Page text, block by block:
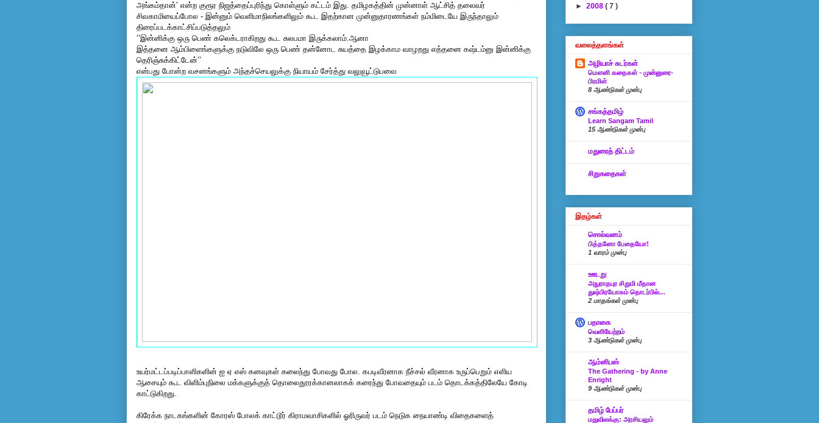
அங்கம்தான்’ என்ற குரூர நிஜத்தைப்புரிந்து கொள்ளும் கட்டம் இது. தமிழகத்தின் முன்னாள் ஆட்சித் தலைவர்
சிவகாமியைப்போல - இன்னும் வெளிமாநிலங்களிலும் கூட இதற்கான முன்னுதாரணங்கள் நம்மிடையே இருந்தாலும்
திரைப்படக்காட்சிப்படுத்தலும்
‘’இன்னிக்கு ஒரு பெண் கலெக்டராகிறது கூட சுலபமா இருக்கலாம்.ஆனா
இத்தனை ஆம்பிளைங்களுக்கு நடுவிலே ஒரு பெண் தன்னோட சுயத்தை இழக்காம வாழறது எத்தனை கஷ்டம்னு இன்னிக்கு
தெரிஞ்சுக்கிட்டேன்’’
என்பது போன்ற வசனங்களும் அந்தச்செயலுக்கு நியாயம் சேர்த்து வலுவூட்டுபவை
உயர்மட்டப்படிப்பாளிகளின் ஐ ஏ எஸ் கனவுகள் கலைந்து போவது போல. கபடிவீரனாக நீச்சல் வீரனாக உருப்பெறும் எளிய
ஆசையும் கூட விளிம்புநிலை மக்களுக்குத் தொலைதூரக்கானலாகக் கரைந்து போவதையும் படம் தொடக்கத்திலேயே கோடி
காட்டுகிறது.
கிரேக்க நாடகங்களின் கோரஸ் போலக் காட்டூர் கிராமவாசிகளில் ஓரிருவர் படம் நெடுக நையாண்டி விதைகளைத்
► 2008 ( 7 )
வலைத்தளங்கள்
அழியாச் சுடர்கள்
மௌனி கதைகள் - முன்னுரை-
பிரமிள்
8 ஆண்டுகள் முன்பு
சங்கத்தமிழ்
Learn Sangam Tamil
15 ஆண்டுகள் முன்பு
மதுரைத் திட்டம்
சிறுகதைகள்
இதழ்கள்
சொல்வனம்
பித்தனோ பேதையோ!
1 வாரம் முன்பு
ஊடறு
அநுராதபுர சிறுமி மீதான
துஷ்பிரயோகம் தொடர்பில்…
2 மாதங்கள் முன்பு
பதாகை
வெளியேற்றம்
3 ஆண்டுகள் முன்பு
ஆம்னிபஸ்
The Gathering - by Anne
Enright
9 ஆண்டுகள் முன்பு
தமிழ் பேப்பர்
மதுவிலக்கு: அரசியலும்